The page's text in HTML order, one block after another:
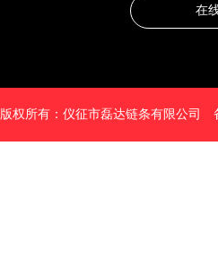
版权所有：仪征市磊达链条有限公司
在